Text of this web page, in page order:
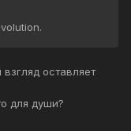
оставляет
для души?